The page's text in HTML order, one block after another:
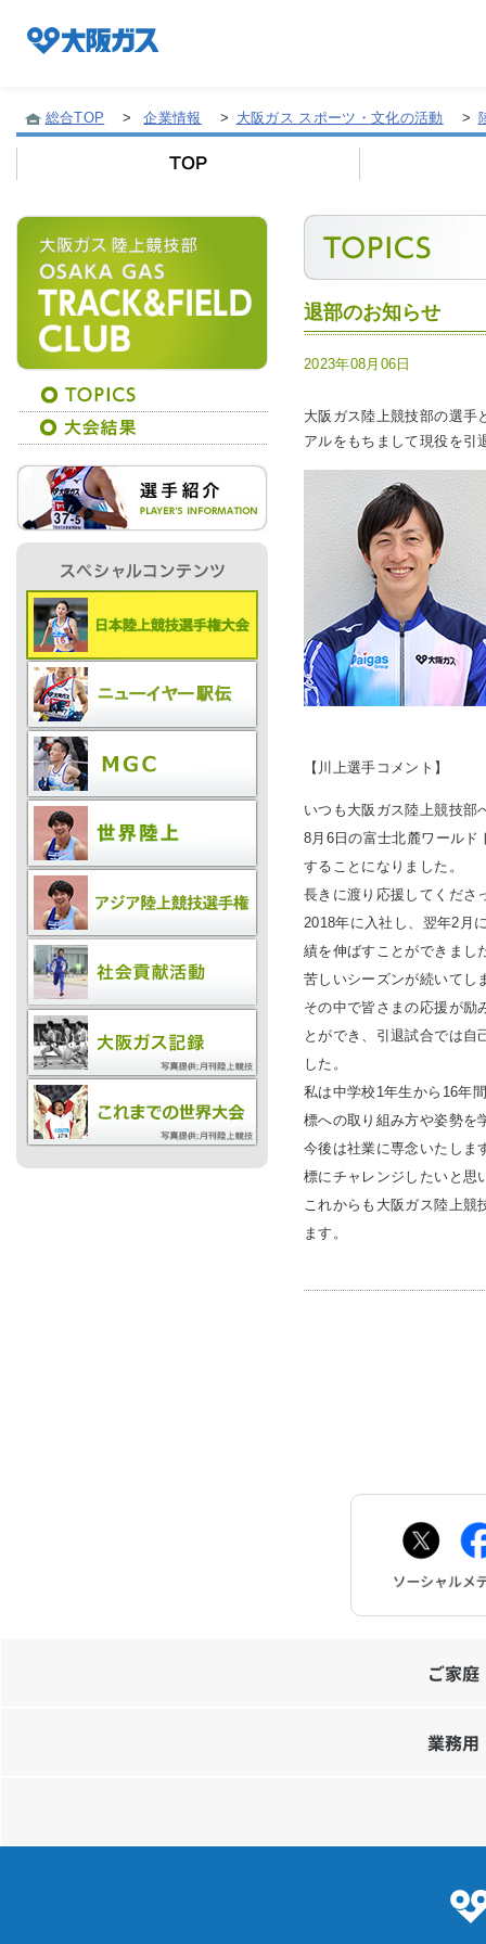
業務
お問
企業/グループについて
社会貢献
技術開発
サステナビリティ
採用情報
プレスリリース
総合TOP > 企業情報 > 大阪ガス スポーツ・文化の活動 >
退部のお知らせ
2023年08月06日
大阪ガス陸上競技部の選手
アルをもちまして現役を引
【川上選手コメント】
いつも大阪ガス陸上競技部
8月6日の富士北麓ワールド
することになりました。
長きに渡り応援してくださ
2018年に入社し、翌年2月
績を伸ばすことができまし
苦しいシーズンが続いてし
その中で皆さまの応援が励
とができ、引退試合では自
した。
私は中学校1年生から16年
標への取り組み方や姿勢を
今後は社業に専念いたしま
標にチャレンジしたいと思
これからも大阪ガス陸上競
ます。
ご家
業務用